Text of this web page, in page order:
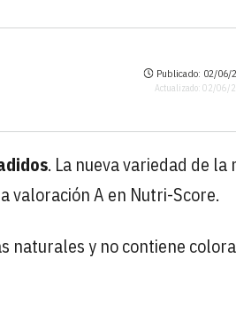
Publicado: 02/06/
Actualizado: 02/06/
. La nueva variedad de la
valoración A en Nutri-Score.
naturales y no contiene